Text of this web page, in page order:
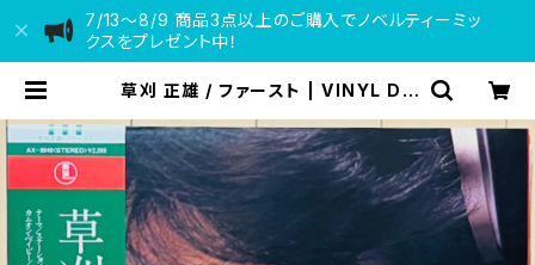
7/13〜8/9 商品3点以上のご購入でノベルティーミッ
クスをプレゼント中！
草刈 正雄 / ファースト | VINYL DE